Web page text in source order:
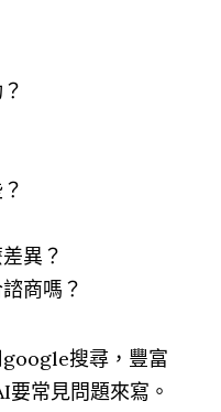
異？
商嗎？
搜尋，豐富
常見問題來寫。